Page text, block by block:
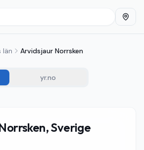
län Arvidsjaur Norrsken
yr.no
Sverige